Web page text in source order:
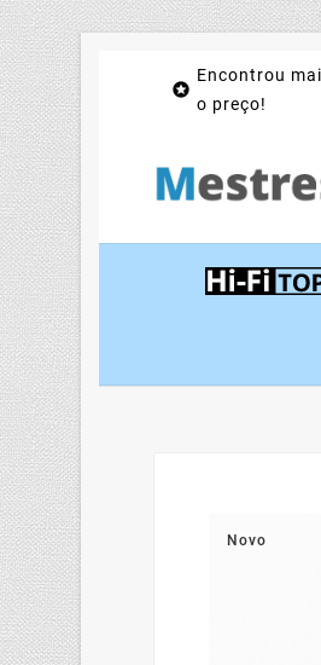

Encontrou
o preço!
Novo